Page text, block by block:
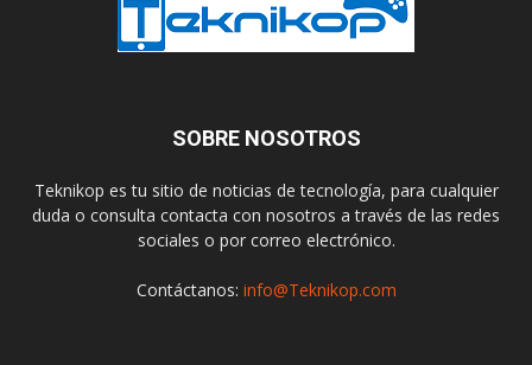
SOBRE NOSOTROS
Teknikop es tu sitio de noticias de tecnología, para cualquier
duda o consulta contacta con nosotros a través de las redes
sociales o por correo electrónico.
Contáctanos: info@Teknikop.com